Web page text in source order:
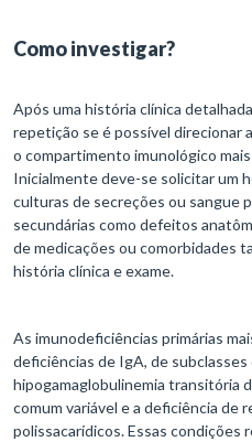
Como investigar?
Após uma história clínica
repetição se é possível direcionar
o compartimento imunológico
Inicialmente deve-se solicitar um
culturas de secreções ou sangue
secundárias como defeitos
de medicações ou comorbidades
história clínica e exame.
As imunodeficiências primárias
deficiências de IgA, de subclasses
hipogamaglobulinemia transitória
comum variável e a deficiência de
polissacarídicos. Essas condições